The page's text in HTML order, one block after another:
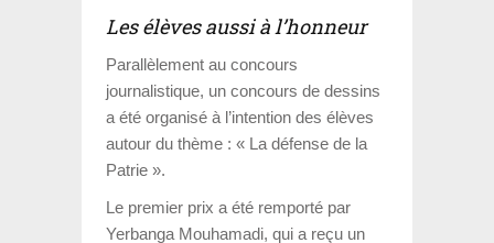
Les élèves aussi à l’honneur
Parallèlement au concours
journalistique, un concours de dessins
a été organisé à l’intention des élèves
autour du thème : « La défense de la
Patrie ».
Le premier prix a été remporté par
Yerbanga Mouhamadi, qui a reçu un